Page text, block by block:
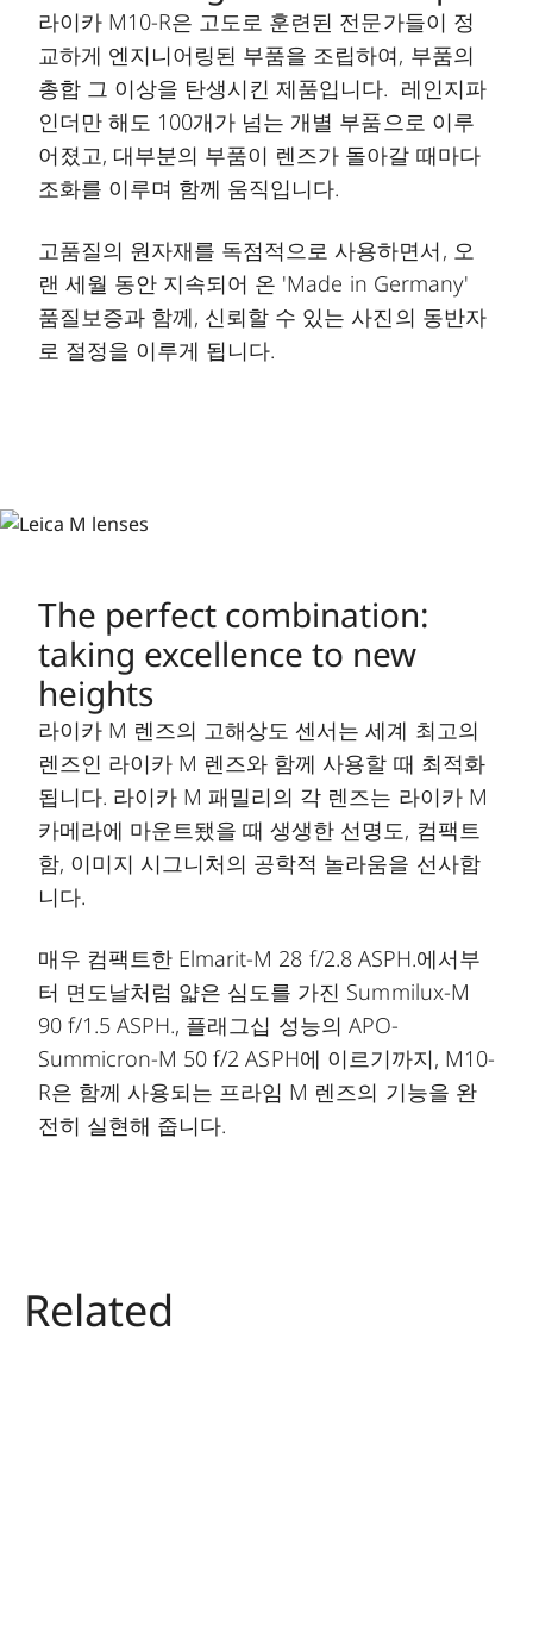
라이카 M10-R은 고도로 훈련된 전문가들이 정
교하게 엔지니어링된 부품을 조립하여, 부품의
총합 그 이상을 탄생시킨 제품입니다. 레인지파
인더만 해도 100개가 넘는 개별 부품으로 이루
어졌고, 대부분의 부품이 렌즈가 돌아갈 때마다
조화를 이루며 함께 움직입니다.
고품질의 원자재를 독점적으로 사용하면서, 오
랜 세월 동안 지속되어 온 'Made in Germany'
품질보증과 함께, 신뢰할 수 있는 사진의 동반자
로 절정을 이루게 됩니다.
The perfect combination:
taking excellence to new
heights
라이카 M 렌즈의 고해상도 센서는 세계 최고의
렌즈인 라이카 M 렌즈와 함께 사용할 때 최적화
됩니다. 라이카 M 패밀리의 각 렌즈는 라이카 M
카메라에 마운트됐을 때 생생한 선명도, 컴팩트
함, 이미지 시그니처의 공학적 놀라움을 선사합
니다.
매우 컴팩트한 Elmarit-M 28 f/2.8 ASPH.에서부
터 면도날처럼 얇은 심도를 가진 Summilux-M
90 f/1.5 ASPH., 플래그십 성능의 APO-
Summicron-M 50 f/2 ASPH에 이르기까지, M10-
R은 함께 사용되는 프라임 M 렌즈의 기능을 완
전히 실현해 줍니다.
Related